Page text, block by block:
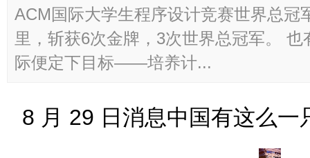
ACM国际大学生程序设计竞赛世界总冠
里，斩获6次金牌，3次世界总冠军。 也
际便定下目标——培养计...
8 月 29 日消息中国有这么一